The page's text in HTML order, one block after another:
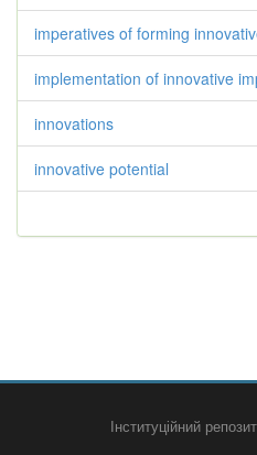
imperatives of forming
implementation of innovative
innovations
innovative potential
Інституційний